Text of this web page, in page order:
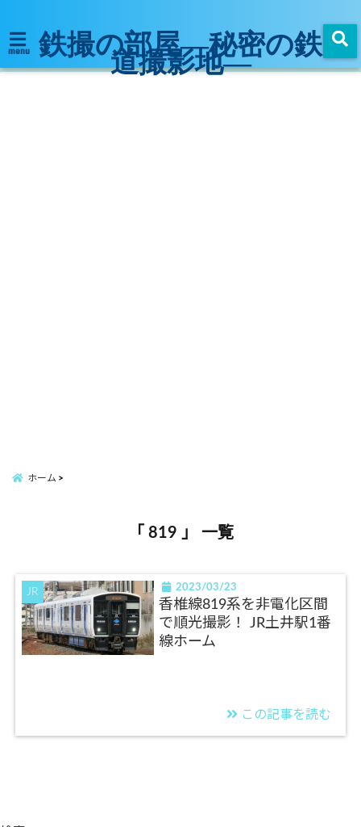
menu 鉄撮の部屋―秘密の鉄
道撮影地―
ホーム
「 819 」 一覧
JR 2023/03/23
香椎線819系を非電化区間
で順光撮影！ JR土井駅1番
線ホーム
この記事を読む